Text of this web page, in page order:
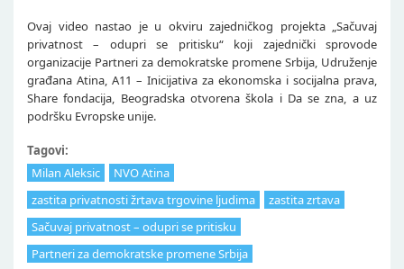
Ovaj video nastao je u okviru zajedničkog projekta „Sačuvaj
privatnost – odupri se pritisku“ koji zajednički sprovode
organizacije Partneri za demokratske promene Srbija, Udruženje
građana Atina, A11 – Inicijativa za ekonomska i socijalna prava,
Share fondacija, Beogradska otvorena škola i Da se zna, a uz
podršku Evropske unije.
Tagovi:
Milan Aleksic
NVO Atina
zastita privatnosti žrtava trgovine ljudima
zastita zrtava
Sačuvaj privatnost – odupri se pritisku
Partneri za demokratske promene Srbija